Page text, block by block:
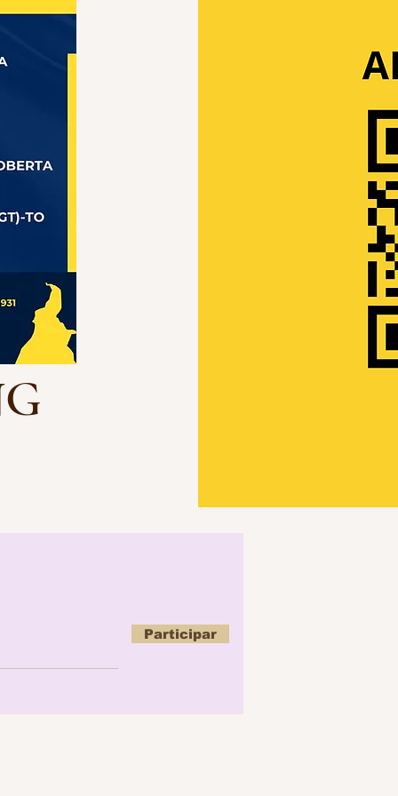
Participar